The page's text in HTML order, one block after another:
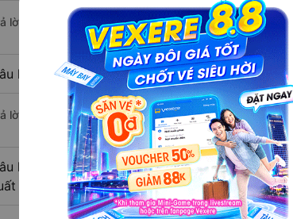
lời: Chuyến xe có giờ xuất phát sớm nhất vào lúc
hỏi: Nhà xe đi Quận 8 - Sài Gòn từ Phú Mỹ -
lời: Chuyến xe có giờ xuất phát trễ (muộn) nhất là
hỏi: Review xe đi Quận 8 - Sài Gòn từ Phú
sắc, cao cấp nhất?